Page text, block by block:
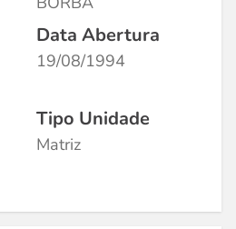
Data Abertura
19/08/1994
Tipo Unidade
Matriz